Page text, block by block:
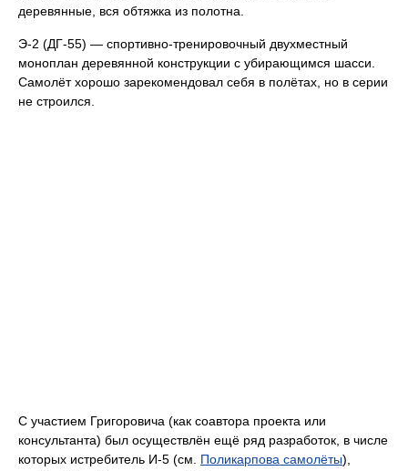
деревянные, вся обтяжка из полотна.
Э-2 (ДГ-55) — спортивно-тренировочный двухместный
моноплан деревянной конструкции с убирающимся шасси.
Самолёт хорошо зарекомендовал себя в полётах, но в серии
не строился.
С участием Григоровича (как соавтора проекта или
консультанта) был осуществлён ещё ряд разработок, в числе
которых истребитель И-5 (см. Поликарпова самолёты),